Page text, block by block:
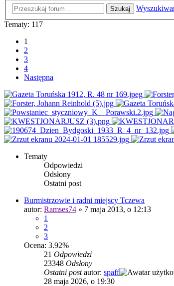
Szukaj
Tematy: 117
1
2
3
4
Następna
Tematy
Odpowiedzi
Odsłony
Ostatni post
Burmistrzowie i radni miejscy Tczewa
autor: Ramses74 » 7 maja 2013, o 12:13
1
2
3
Ocena: 3.92%
21 Odpowiedzi
23348 Odsłony
Ostatni postautor: spaff
28 maja 2026, o 19:30